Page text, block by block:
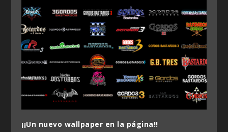
¡¡Un nuevo wallpaper en la página!!